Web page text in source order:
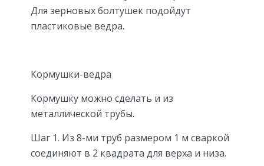
Для зерновых болтушек подойдут
пластиковые ведра.
Кормушки-ведра
Кормушку можно сделать и из
металлической трубы.
Шаг 1. Из 8-ми труб размером 1 м сваркой
соединяют в 2 квадрата для верха и низа.